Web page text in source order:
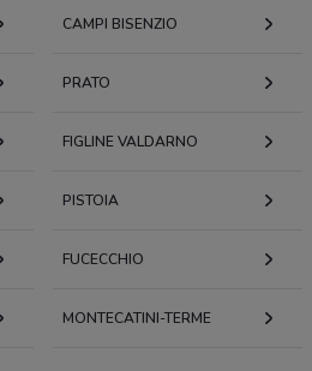
CAMPI BISENZIO
PRATO
FIGLINE VALDARNO
PISTOIA
FUCECCHIO
MONTECATINI-TERME